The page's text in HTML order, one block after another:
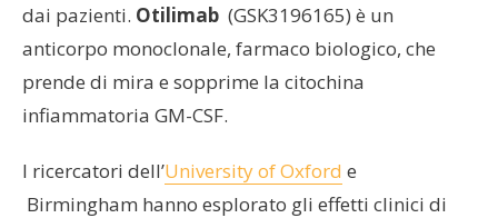
dai pazienti. Otilimab (GSK3196165) è un
anticorpo monoclonale, farmaco biologico, che
prende di mira e sopprime la citochina
infiammatoria GM-CSF.
I ricercatori dell’University of Oxford e
Birmingham hanno esplorato gli effetti clinici di